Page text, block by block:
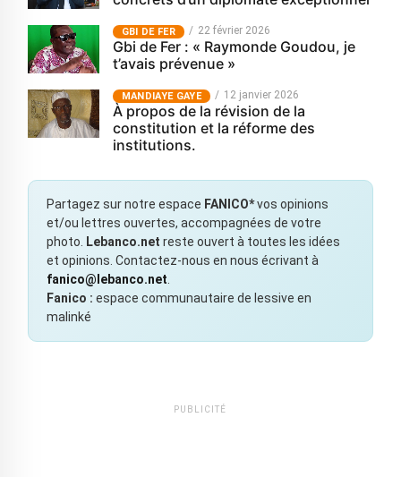
GBI DE FER 22 février 2026
Gbi de Fer : « Raymonde Goudou, je
t’avais prévenue »
MANDIAYE GAYE 12 janvier 2026
À propos de la révision de la
constitution et la réforme des
institutions.
Partagez sur notre espace FANICO*vos opinions
et/ou lettres ouvertes, accompagnées de votre
photo.
Lebanco.net reste ouvert à toutes les idées
et opinions. Contactez-nous en nous écrivant à
fanico@lebanco.net
Fanico : espace communautaire de lessive en
malinké
PUBLICITÉ